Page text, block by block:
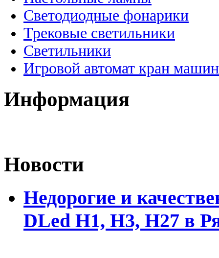
Светодиодные фонарики
Трековые светильники
Светильники
Игровой автомат кран
Информация
Новости
Недорогие и
DLed Н1, Н3, Н27 в